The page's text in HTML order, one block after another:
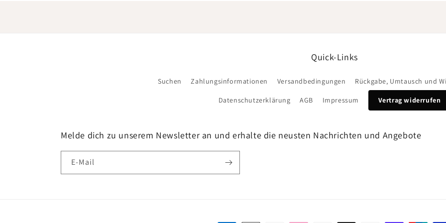
Quick-Links
Suchen Zahlungsinformationen Versandbedingungen Rückgabe, Umtausch und
Datenschutzerklärung AGB Impressum Vertrag widerrufen
Melde dich zu unserem Newsletter an und erhalte die neusten Nachrichten und Angebote
E-Mail